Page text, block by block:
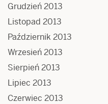
Grudzień 2013
Listopad 2013
Październik 2013
Wrzesień 2013
Sierpień 2013
Lipiec 2013
Czerwiec 2013